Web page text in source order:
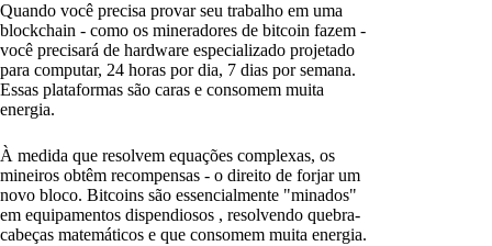
Quando você precisa provar seu trabalho em uma
blockchain - como os mineradores de bitcoin fazem -
você precisará de hardware especializado projetado
para computar, 24 horas por dia, 7 dias por semana.
Essas plataformas são caras e consomem muita
energia.
À medida que resolvem equações complexas, os
mineiros obtêm recompensas - o direito de forjar um
novo bloco. Bitcoins são essencialmente "minados"
em equipamentos dispendiosos , resolvendo quebra-
cabeças matemáticos e que consomem muita energia.